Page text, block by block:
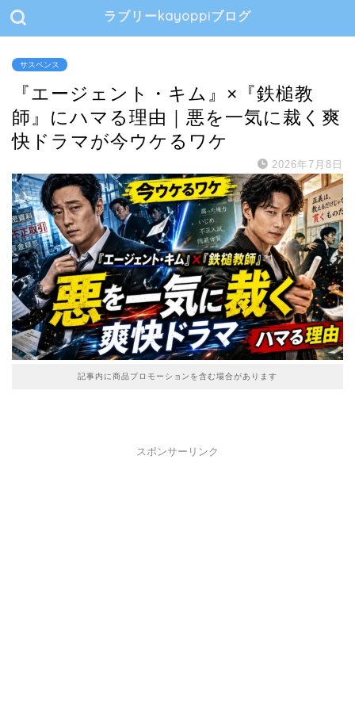
ラブリーkayoppiブログ
サスペンス
『エージェント・キム』×『鉄槌教
師』にハマる理由｜悪を一気に裁く爽
快ドラマが今ウケるワケ
2026年7月8日
記事内に商品プロモーションを含む場合があります
スポンサーリンク